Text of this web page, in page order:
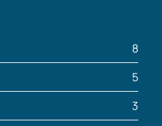
8
5
3